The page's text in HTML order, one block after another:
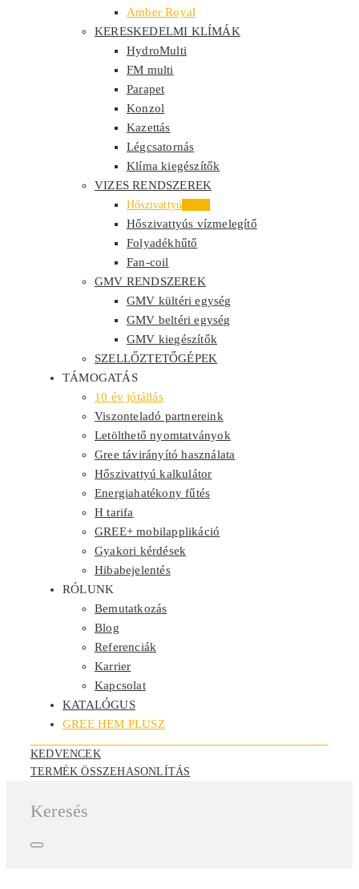
Amber Royal
KERESKEDELMI KLÍMÁK
HydroMulti
FM multi
Parapet
Konzol
Kazettás
Légcsatornás
Klíma kiegészítők
VIZES RENDSZEREK
Hőszivattyú
Hőszivattyús vízmelegítő
Folyadékhűtő
Fan-coil
GMV RENDSZEREK
GMV kültéri egység
GMV beltéri egység
GMV kiegészítők
SZELLŐZTETŐGÉPEK
TÁMOGATÁS
10 év jótállás
Viszonteladó partnereink
Letölthető nyomtatványok
Gree távirányító használata
Hőszivattyú kalkulátor
Energiahatékony fűtés
H tarifa
GREE+ mobilapplikáció
Gyakori kérdések
Hibabejelentés
RÓLUNK
Bemutatkozás
Blog
Referenciák
Karrier
Kapcsolat
KATALÓGUS
GREE HEM PLUSZ
KEDVENCEK
TERMÉK ÖSSZEHASONLÍTÁS
Keresés